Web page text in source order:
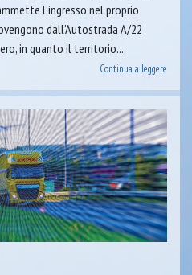
l’ingresso nel proprio
dall’Autostrada A/22
in quanto il territorio...
Continua a leggere